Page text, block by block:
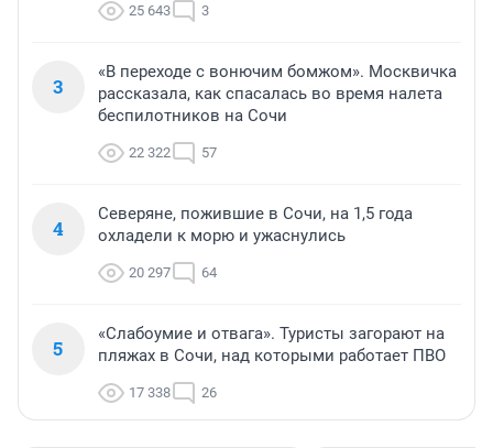
25 643 3
3
«В переходе с вонючим бомжом». Москвичка
рассказала, как спасалась во время налета
беспилотников на Сочи
22 322 57
4
Северяне, пожившие в Сочи, на 1,5 года
охладели к морю и ужаснулись
20 297 64
5
«Слабоумие и отвага». Туристы загорают на
пляжах в Сочи, над которыми работает ПВО
17 338 26